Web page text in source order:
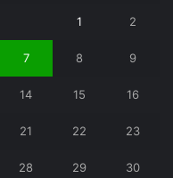
1 2
7 8 9
14 15 16
21 22 23
28 29 30